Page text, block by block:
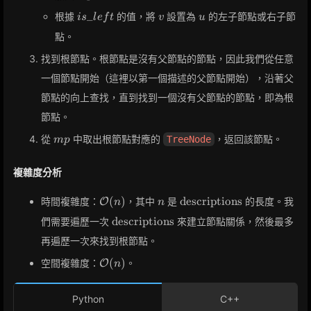
根據 is\_left
is_le ft的值，將 v
v 設置為u
u 的左子節點或右子節
點。
找到根節點。根節點是沒有父節點的節點，因此我們從任意
一個節點開始（這裡以第一個描述的父節點開始），沿著父
節點的向上查找，直到找到一個沒有父節點的節點，即為根
節點。
從 mp
mp 中取出根節點對應的 TreeNode ，返回該節點。
複雜度分析
時間複雜度： \mathcal{O}
O(n) ，其中n
n 是\text{descriptions}
descriptions 的長度。我
們需要遍歷一次 \text{descriptions}
descriptions 來建立節點關係，然後最多
再遍歷一次來找到根節點。
空間複雜度： \mathcal{O}
(n)
O(n) 。
Python C++